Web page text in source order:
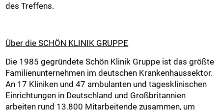
des Treffens.
Über die SCHÖN KLINIK GRUPPE
Die 1985 gegründete Schön Klinik Gruppe ist das größte
Familienunternehmen im deutschen Krankenhaussektor.
An 17 Kliniken und 47 ambulanten und tagesklinischen
Einrichtungen in Deutschland und Großbritannien
arbeiten rund 13.800 Mitarbeitende zusammen, um